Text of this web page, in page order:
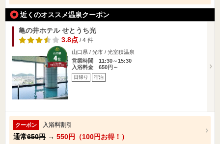
近くのオススメ温泉クーポン
亀の井ホテル せとうち光
3.8点/ 4 件
山口県 / 光市 / 光室積温泉
営業時間 11:30～15:30
入浴料金 650円～
日帰り 宿泊
クーポン 入浴料割引
通常650円 → 550円（100円お得！）